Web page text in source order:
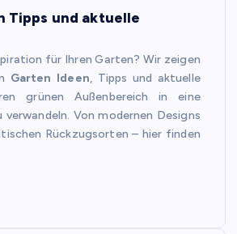
Tipps und aktuelle
für Ihren Garten? Wir zeigen
Garten Ideen, Tipps und aktuelle
grünen Außenbereich in eine
Von modernen Designs
Rückzugsorten – hier finden